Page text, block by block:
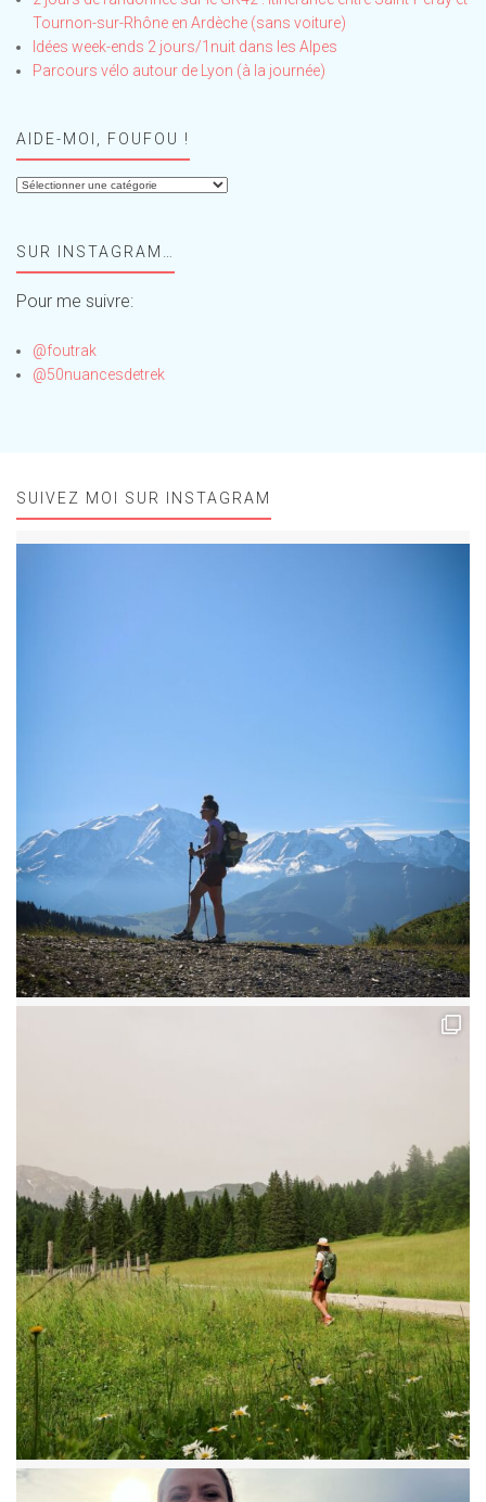
Tournon-sur-Rhône en Ardèche (sans voiture)
Idées week-ends 2 jours/1nuit dans les Alpes
Parcours vélo autour de Lyon (à la journée)
AIDE-MOI, FOUFOU !
Aide-
!SUR INSTAGRAM…
Pour me suivre:
@foutrak
@50nuancesdetrek
SUIVEZ MOI SUR INSTAGRAM